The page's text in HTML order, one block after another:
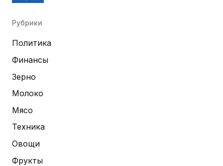
Рубрики
Политика
Финансы
Зерно
Молоко
Мясо
Техника
Овощи
Фрукты